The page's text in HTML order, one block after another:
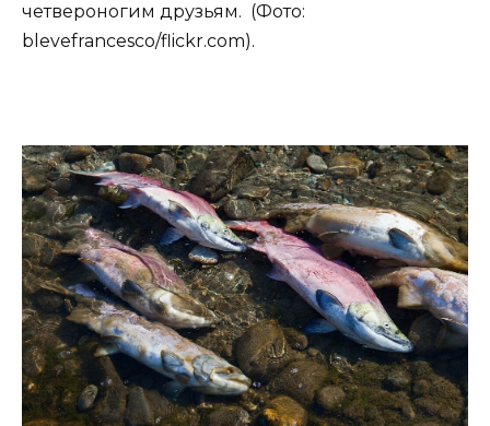
четвероногим друзьям. (Фото:
blevefrancesco/flickr.com).